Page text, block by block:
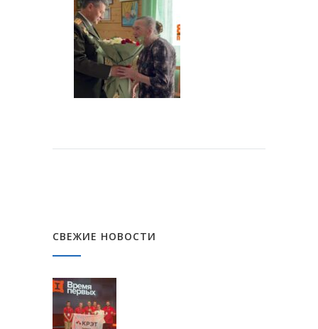
СВЕЖИЕ НОВОСТИ